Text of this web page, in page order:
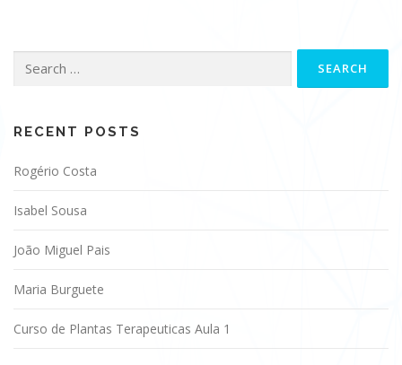
for:
RECENT POSTS
Rogério Costa
Isabel Sousa
João Miguel Pais
Maria Burguete
Curso de Plantas Terapeuticas Aula 1